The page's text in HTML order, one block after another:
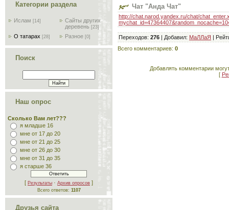
Категории раздела
Ислам [14]
Сайты других
деревень [23]
О татарах [28] Разное [0]
Поиск
Наш опрос
Сколько Вам лет???
я младше 16
мне от 17 до 20
мне от 21 до 25
мне от 26 до 30
мне от 31 до 35
я старше 36
[ Результаты · Архив опросов ]
Всего ответов: 1107
Друзья сайта
Чат "Анда Чат"
http://chat.narod.yandex.ru/chat/
Переходов: 276 | Добавил: МаЛЛаЯ |
Всего комментариев: 0
Добавлять комментарии
[